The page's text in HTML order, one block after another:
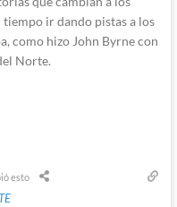
ir dando pistas a los
como hizo John Byrne con
Norte.
esto